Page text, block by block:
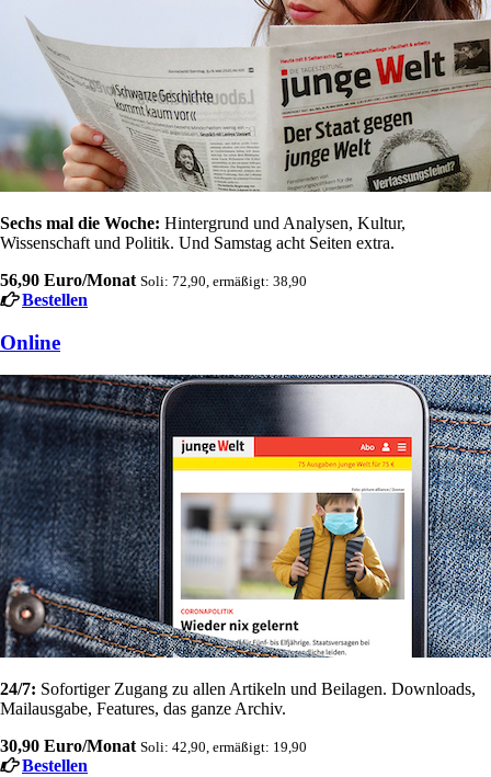
Sechs mal die Woche: Hintergrund und Analysen, Kultur,
Wissenschaft und Politik. Und Samstag acht Seiten extra.
56,90 Euro/Monat Soli: 72,90, ermäßigt: 38,90
Bestellen
Online
24/7: Sofortiger Zugang zu allen Artikeln und Beilagen. Downloads,
Mailausgabe, Features, das ganze Archiv.
30,90 Euro/Monat Soli: 42,90, ermäßigt: 19,90
Bestellen